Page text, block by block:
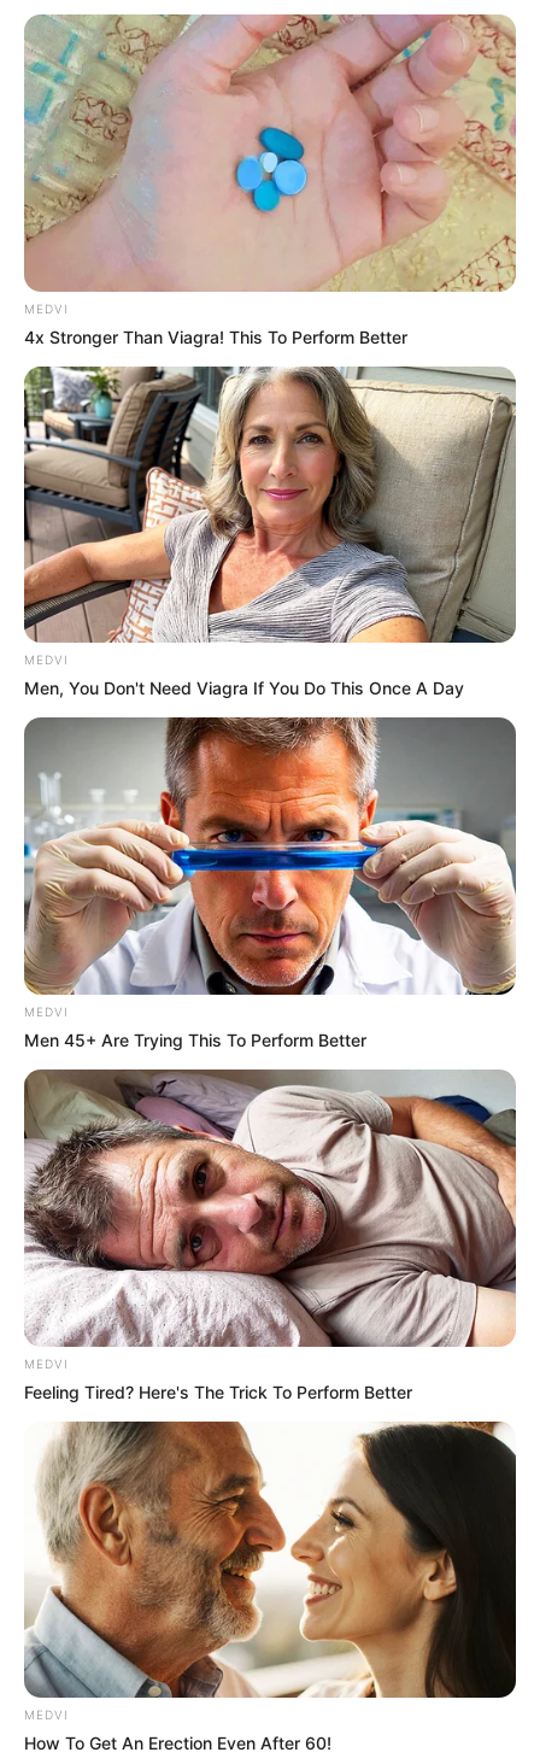
วันนี้ดูเหมือนทุกอย่างจะติดขัดไปหมด ต้องเรียกว่า
เจ้ากรรมนายเวรคอยขัดขวาง ต้องระวังบางท่านมี
เกณฑ์เป็นหนี้เพิ่ม ด้านการงานเจอพวกขวางโลก
งานไม่ทำดีแต่พูดจนทำให้งานเกิดความล่าช้า
คนวันอังคาร
ไพ่ประจำวันของท่านในวันนี้ คือ ไพ่สุขสบาย
วันนี้ดีกว่าหลายวันที่ผ่านมา ผลของบุญที่ทำมาส่ง
ผลทำให้ท่านมีความสุข การงานได้รับความร่วมมือ
ช่วยเหลืออย่างดี งานส่วนตัวลูกค้าให้ความสนใจ
ด้านการเงินแม้จะได้เข้ามาช้าหน่อย แต่ชัวร์ มีเกณฑ์
พบรักต่างศาสนา
คนวันพุธ
ไพ่ประจำวันของท่านในวันนี้ คือ ไพ่ทรัพย์สมบัติ
วันนี้ดวงชะตาโดดเด่นด้านการเงิน มีเกณฑ์ได้เงินมา
จากทรัพย์สินหรือการลงทุน ใครปล่อยเช่า หรือ
ประกาศขายบ้าน ที่ดิน คอนโด จะได้รับข่าวดีเข้ามา
ส่วนการงานภาระงานค่อนข้างมาก นั่งเก้าอี้ไม่ได้ลุก
ไปไหน
คนวันพฤหัสบดี
ไพ่ประจำวันของท่านในวันนี้ ไพ่รุ่งเรือง
MEDVI
4x Stronger Than Viagra! This To Perform Better
MEDVI
Men, You Don't Need Viagra If You Do This Once A Day
MEDVI
Men 45+ Are Trying This To Perform Better
MEDVI
Feeling Tired? Here's The Trick To Perform Better
MEDVI
How To Get An Erection Even After 60!